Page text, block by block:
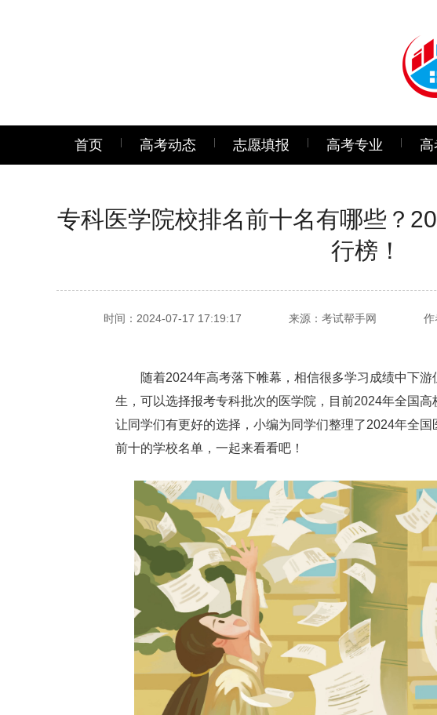
首页 高考动态 志愿填报 高考专业 高
专科医学院校排名前十名有哪些？
行榜！
时间：2024-07-17 17:19:17 来源：考试帮手网 作
随着2024年高考落下帷幕，相信很多学习成绩中下
生，可以选择报考专科批次的医学院，目前2024年全国
让同学们有更好的选择，小编为同学们整理了2024年全
前十的学校名单，一起来看看吧！